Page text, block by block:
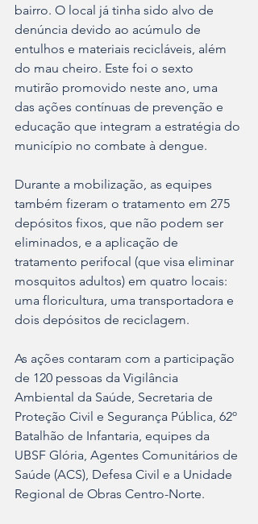
bairro. O local já tinha sido alvo de
denúncia devido ao acúmulo de
entulhos e materiais recicláveis, além
do mau cheiro. Este foi o sexto
mutirão promovido neste ano, uma
das ações contínuas de prevenção e
educação que integram a estratégia do
município no combate à dengue.
Durante a mobilização, as equipes
também fizeram o tratamento em 275
depósitos fixos, que não podem ser
eliminados, e a aplicação de
tratamento perifocal (que visa eliminar
mosquitos adultos) em quatro locais:
uma floricultura, uma transportadora e
dois depósitos de reciclagem.
As ações contaram com a participação
de 120 pessoas da Vigilância
Ambiental da Saúde, Secretaria de
Proteção Civil e Segurança Pública, 62º
Batalhão de Infantaria, equipes da
UBSF Glória, Agentes Comunitários de
Saúde (ACS), Defesa Civil e a Unidade
Regional de Obras Centro-Norte.